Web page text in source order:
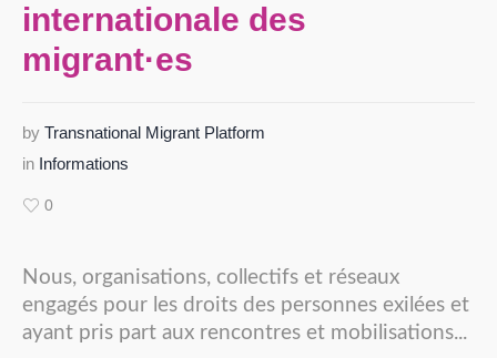
internationale des
migrant·es
by Transnational Migrant Platform
in Informations
0
Nous, organisations, collectifs et réseaux
engagés pour les droits des personnes exilées et
ayant pris part aux rencontres et mobilisations...